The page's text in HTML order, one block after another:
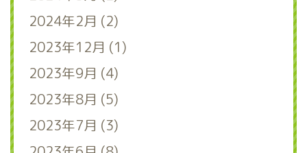
2024年2月 (2)
2023年12月 (1)
2023年9月 (4)
2023年8月 (5)
2023年7月 (3)